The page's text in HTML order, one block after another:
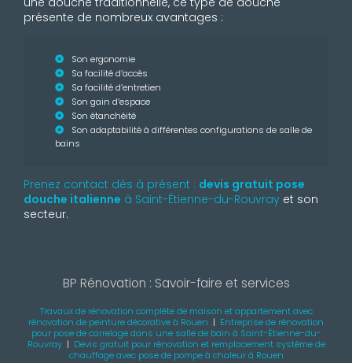
présente de nombreux avantages :
Son ergonomie
Sa facilité d’accès
Sa facilité d’entretien
Son gain d’espace
Son étanchéité
Son adaptabilité à différentes configurations de salle de
bains
Prenez contact dès à présent : devis gratuit pose
douche italienne à Saint-Étienne-du-Rouvray et son
secteur.
BP Rénovation : Savoir-faire et services
Travaux de rénovation complète de maison et appartement avec
rénovation de peinture décorative à Rouen | Entreprise de rénovation
pour pose de carrelage dans une salle de bain à Saint-Étienne-du-
Rouvray| Devis gratuit pour rénovation et remplacement système de
chauffage avec pose de pompe à chaleur à Rouen